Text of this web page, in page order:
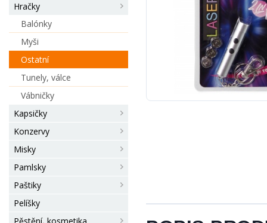
Hračky
Balónky
Myši
Ostatní
Tunely, válce
Vábničky
Kapsičky
Konzervy
Misky
Pamlsky
Paštiky
Pelíšky